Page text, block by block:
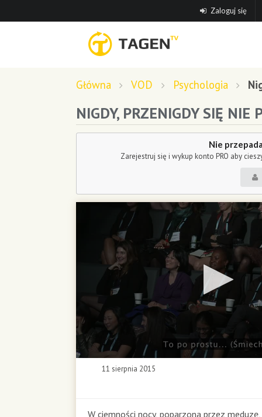
Zaloguj się
Główna VOD Psychologia
NIGDY, PRZENIGDY SIĘ NIE
Nie
Zarejestruj się i wykup konto PRO aby
11 sierpnia 2015
W ciemności nocy, poparzona przez meduzę,